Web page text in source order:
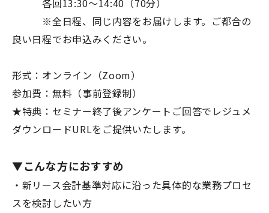
各回13:30～14:40（70分）
※全日程、同じ内容をお届けします。ご都合の
良い日程でお申込みください。
形式：オンライン（Zoom）
参加費：無料（事前登録制）
★特典：セミナー終了後アンケートご回答でレジュメ
ダウンロードURLをご提供いたします。
▼こんな方におすすめ
・新リース会計基準対応に沿った具体的な業務プロセ
スを検討したい方